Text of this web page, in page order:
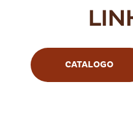
CATALOGO